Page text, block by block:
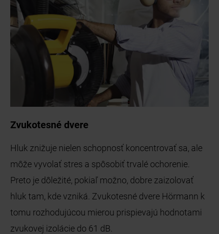
Zvukotesné dvere
Hluk znižuje nielen schopnosť koncentrovať sa, ale
môže vyvolať stres a spôsobiť trvalé ochorenie.
Preto je dôležité, pokiaľ možno, dobre zaizolovať
hluk tam, kde vzniká. Zvukotesné dvere Hörmann k
tomu rozhodujúcou mierou prispievajú hodnotami
zvukovej izolácie do 61 dB.